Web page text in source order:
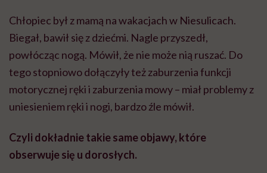
Chłopiec był z mamą na wakacjach w Niesulicach.
Biegał, bawił się z dziećmi. Nagle przyszedł,
powłócząc nogą. Mówił, że nie może nią ruszać. Do
tego stopniowo dołączyły też zaburzenia funkcji
motorycznej ręki i zaburzenia mowy – miał problemy z
uniesieniem ręki i nogi, bardzo źle mówił.
Czyli dokładnie takie same objawy, które
obserwuje się u dorosłych.